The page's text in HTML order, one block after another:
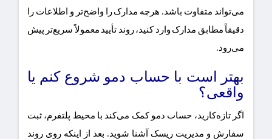
می‌تواند متفاوت باشد. هرچه مدارک را واضح‌تر و اطلاعات را
دقیقاً مطابق مدارک وارد کنید، روند تأیید معمولاً سریع‌تر پیش
می‌رود.
بهتر است با حساب دمو شروع کنم یا
واقعی؟
اگر تازه‌کارید، حساب دمو کمک می‌کند با محیط پلتفرم، ثبت
سفارش و مدیریت ریسک آشنا شوید. بعد از اینکه روی روند